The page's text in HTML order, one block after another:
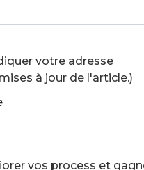
votre adresse
à jour de l'article.)
vos process et